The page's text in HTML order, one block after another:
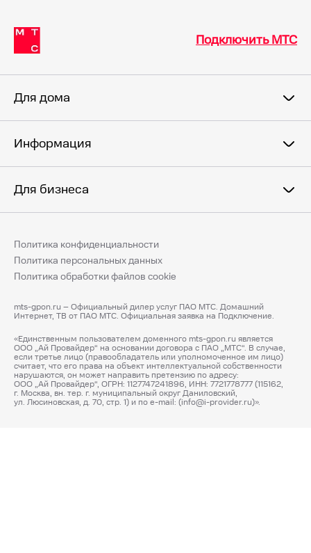
Подключить МТС
Для дома
Информация
Для бизнеса
Политика конфиденциальности
Политика персональных данных
Политика обработки файлов cookie
mts-gpon.ru – Официальный дилер услуг ПАО МТС. Домашний
Интернет, ТВ от ПАО МТС. Официальная заявка на Подключение.
«Единственным пользователем доменного mts-gpon.ru является
ООО „Ай Провайдер“ на основании договора с ПАО „МТС“. В случае,
если третье лицо (правообладатель или уполномоченное им лицо)
считает, что его права на объект интеллектуальной собственности
нарушаются, он может направить претензию по адресу:
ООО „Ай Провайдер“, ОГРН: 1127747241896, ИНН: 7721778777 (115162,
г. Москва, вн. тер. г. муниципальный округ Даниловский,
ул. Люсиновская, д. 70, стр. 1) и по e-mail: (info@i-provider.ru)».